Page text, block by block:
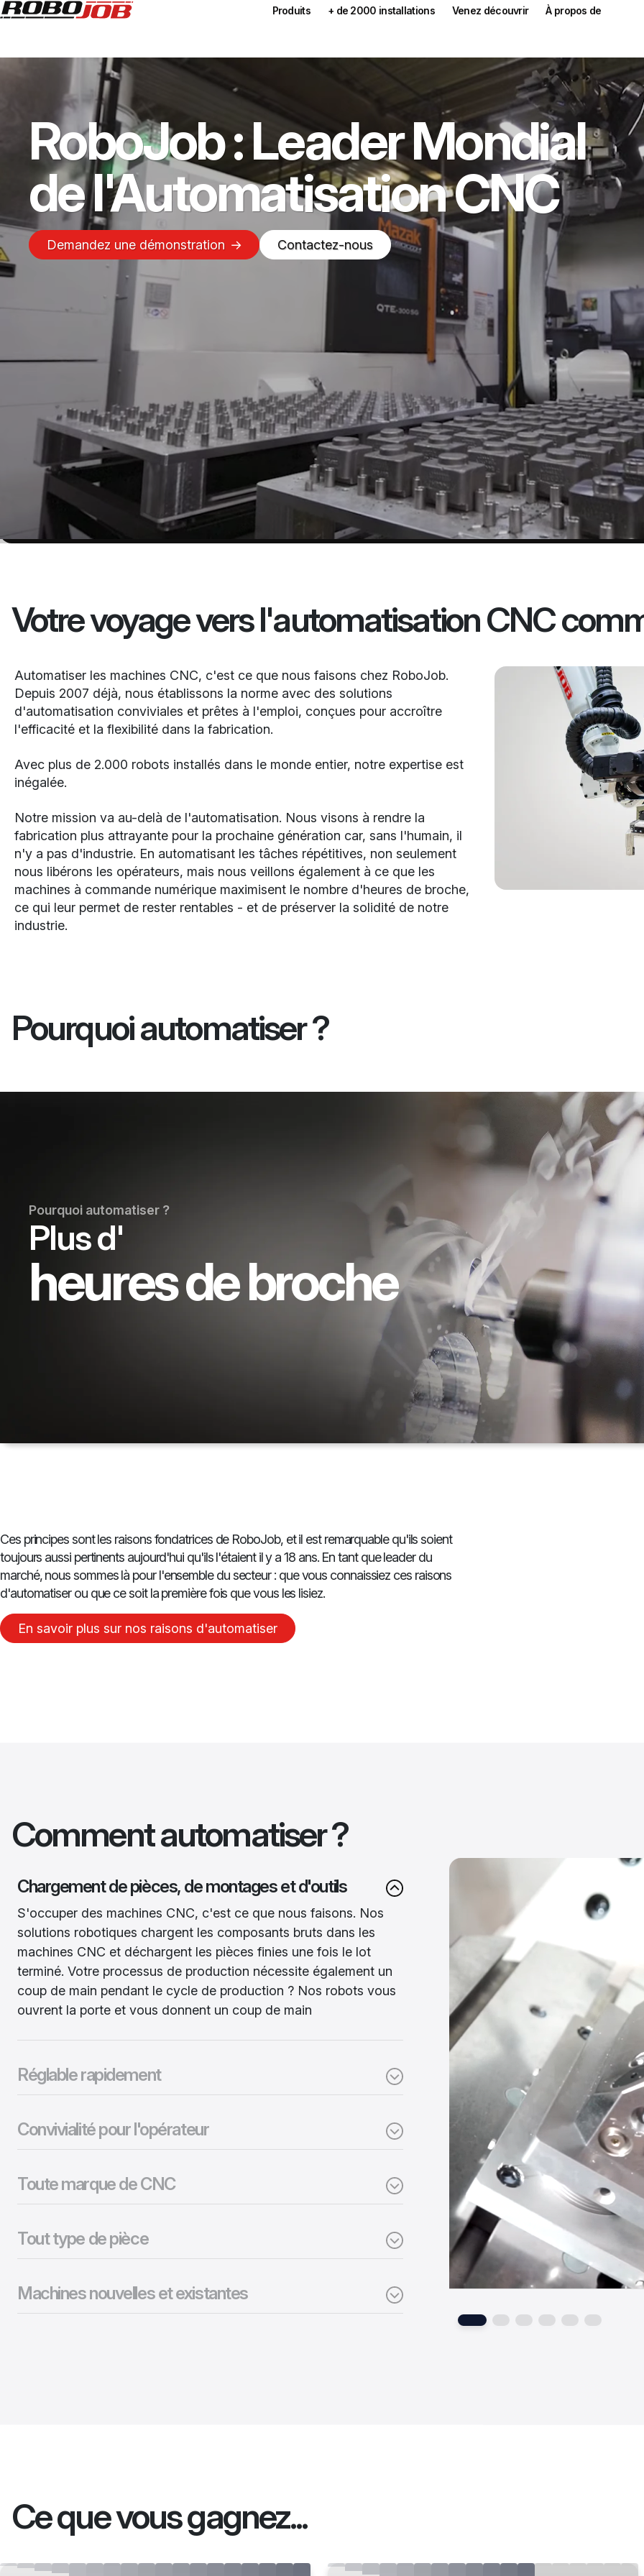
Produits + de 2000 installations Venez découvrir À propos de
RoboJob : Leader Mondial
de l'Automatisation CNC
Demandez une démonstration Contactez-nous
Votre voyage vers l'automatisation CNC
Automatiser les machines CNC, c'est ce que nous faisons chez RoboJob.
Depuis 2007 déjà, nous établissons la norme avec des solutions
d'automatisation conviviales et prêtes à l'emploi, conçues pour accroître
l'efficacité et la flexibilité dans la fabrication.
Avec plus de 2.000 robots installés dans le monde entier, notre expertise est
inégalée.
Notre mission va au-delà de l'automatisation. Nous visons à rendre la
fabrication plus attrayante pour la prochaine génération car, sans l'humain, il
n'y a pas d'industrie. En automatisant les tâches répétitives, non seulement
nous libérons les opérateurs, mais nous veillons également à ce que les
machines à commande numérique maximisent le nombre d'heures de broche,
ce qui leur permet de rester rentables - et de préserver la solidité de notre
industrie.
Pourquoi automatiser ?
Pourquoi automatiser ?
Plus d'
heures de broche
Ces principes sont les raisons fondatrices de RoboJob, et il est remarquable qu'ils soient
toujours aussi pertinents aujourd'hui qu'ils l'étaient il y a 18 ans. En tant que leader du
marché, nous sommes là pour l'ensemble du secteur : que vous connaissiez ces raisons
d'automatiser ou que ce soit la première fois que vous les lisiez.
En savoir plus sur nos raisons d'automatiser
Comment automatiser ?
Chargement de pièces, de montages et d'outils
S'occuper des machines CNC, c'est ce que nous faisons. Nos
solutions robotiques chargent les composants bruts dans les
machines CNC et déchargent les pièces finies une fois le lot
terminé. Votre processus de production nécessite également un
coup de main pendant le cycle de production ? Nos robots vous
ouvrent la porte et vous donnent un coup de main
Réglable rapidement
Convivialité pour l'opérateur
Toute marque de CNC
Tout type de pièce
Machines nouvelles et existantes
Ce que vous gagnez...